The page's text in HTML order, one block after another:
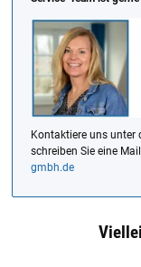
Kontaktiere uns unter
schreiben Sie eine
gmbh.de